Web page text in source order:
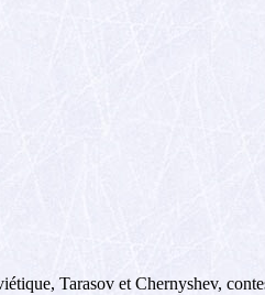
Tarasov et Chernyshev,